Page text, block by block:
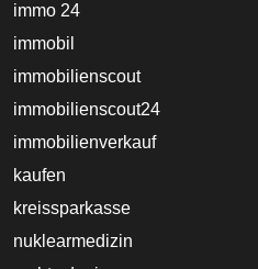
immo 24
immobil
immobilienscout
immobilienscout24
immobilienverkauf
kaufen
kreissparkasse
nuklearmedizin